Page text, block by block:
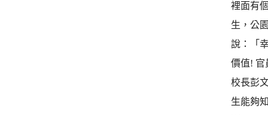
裡面有
生，公
說：「
價值! 官
校長彭
生能夠